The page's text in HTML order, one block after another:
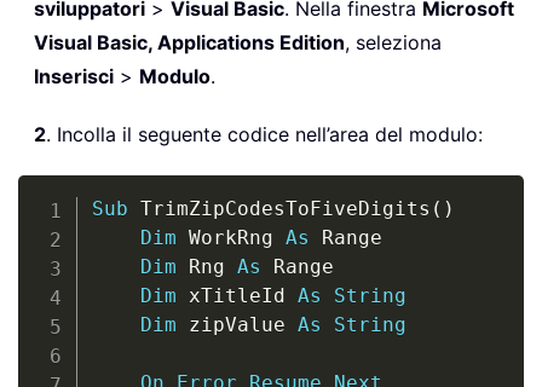
sviluppatori > Visual Basic. Nella finestra Microsoft
Visual Basic, Applications Edition, seleziona
Inserisci > Modulo.
2. Incolla il seguente codice nell’area del modulo:
Sub TrimZipCodesToFiveDigits ( )
Dim WorkRng As Range
Dim Rng As Range
Dim xTitleId As
String
Dim zipValue As String
Copy